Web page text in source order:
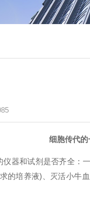
细胞传代的
器和试剂是否齐全：
的培养液)、灭活小牛